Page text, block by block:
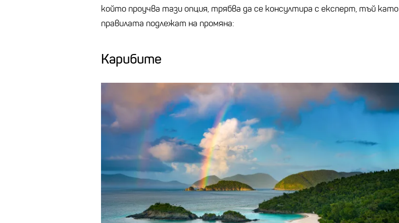
който проучва тази опция, трябва да се консултира с експерт, тъй като
правилата подлежат на промяна:
Карибите